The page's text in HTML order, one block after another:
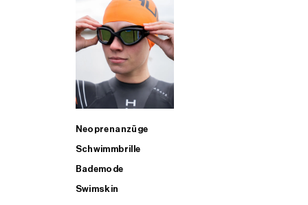
Neoprenanzüge
Schwimmbrille
Bademode
Swimskin